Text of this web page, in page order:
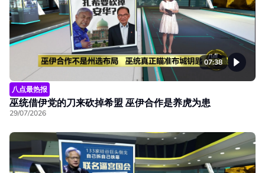
07:38
八点最热报
巫统借伊党的刀来砍掉希盟 巫伊合作是养虎为患
29/07/2026